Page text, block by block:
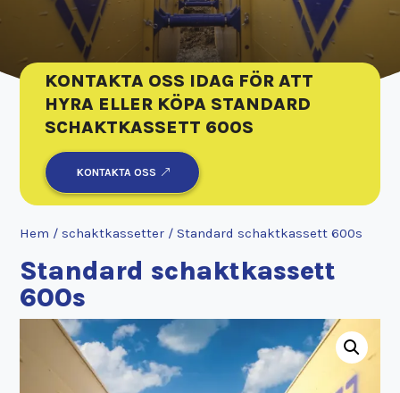
KONTAKTA OSS IDAG FÖR ATT
HYRA ELLER KÖPA STANDARD
SCHAKTKASSETT 600S
KONTAKTA OSS
Hem / schaktkassetter / Standard schaktkassett 600s
Standard schaktkassett
600s